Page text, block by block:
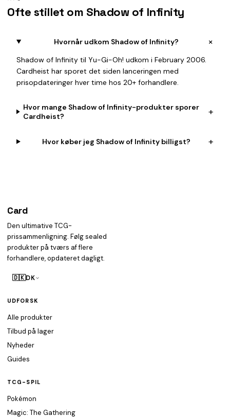
Ofte stillet om Shadow of Infinity
Hvornår udkom Shadow of Infinity? +
Shadow of Infinity til Yu-Gi-Oh! udkom i February 2006.
Cardheist har sporet det siden lanceringen med
prisopdateringer hver time hos 20+ forhandlere.
Hvor mange Shadow of Infinity-produkter sporer
Cardheist?
+
Hvor køber jeg Shadow of Infinity billigst? +
Card
Den ultimative TCG-
prissammenligning. Følg sealed
produkter på tværs af flere
forhandlere, opdateret dagligt.
🇩🇰DK
UDFORSK
Alle produkter
Tilbud på lager
Nyheder
Guides
TCG-SPIL
Pokémon
Magic: The Gathering